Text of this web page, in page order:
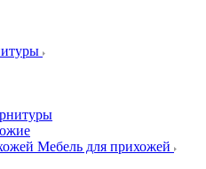
Мебель для прихожей